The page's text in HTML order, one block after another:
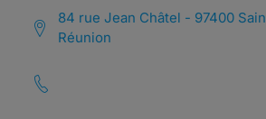
84 rue Jean Châtel - 97400
Réunion